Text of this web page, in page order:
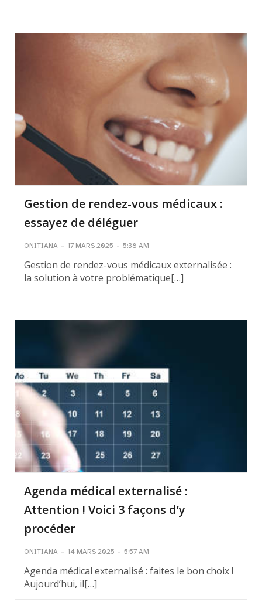
Gestion de rendez-vous médicaux :
essayez de déléguer
ONITIANA - 17 MARS 2025 - 5:38 AM
Gestion de rendez-vous médicaux externalisée :
la solution à votre problématique[…]
Agenda médical externalisé :
Attention ! Voici 3 façons d’y
procéder
ONITIANA - 14 MARS 2025 - 5:57 AM
Agenda médical externalisé : faites le bon choix !
Aujourd’hui, il[…]